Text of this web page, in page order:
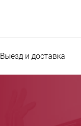
Выезд и доставка